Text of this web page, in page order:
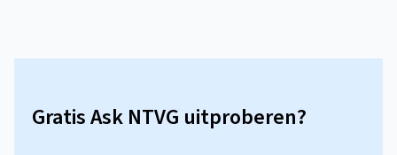
Gratis Ask NTVG uitproberen?